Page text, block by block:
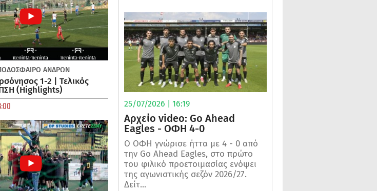
ΑΝΔΡΏΝ
1-2 | Τελικός
(Highlights)
25/07/2026 | 16:19
Αρχείο video: Go Ahead
Eagles - ΟΦΗ 4-0
Ο ΟΦΗ γνώρισε ήττα με 4 - 0 από
την Go Ahead Eagles, στο πρώτο
του φιλικό προετοιμασίας ενόψει
της αγωνιστικής σεζόν 2026/27.
Δείτ...